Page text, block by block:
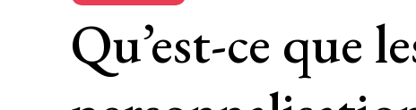
Qu’est-ce que